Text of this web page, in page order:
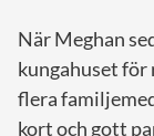
När Meghan
kungahuset för
flera
kort och gott